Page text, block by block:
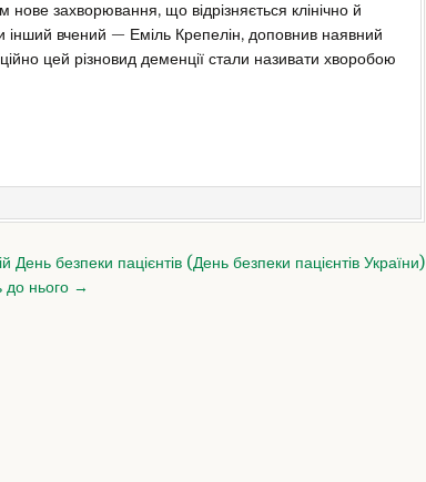
захворювання, що відрізняється клінічно й
інший вчений — Еміль Крепелін, доповнив наявний
цей різновид деменції стали називати хворобою
День безпеки пацієнтів (День безпеки пацієнтів України)
до нього →